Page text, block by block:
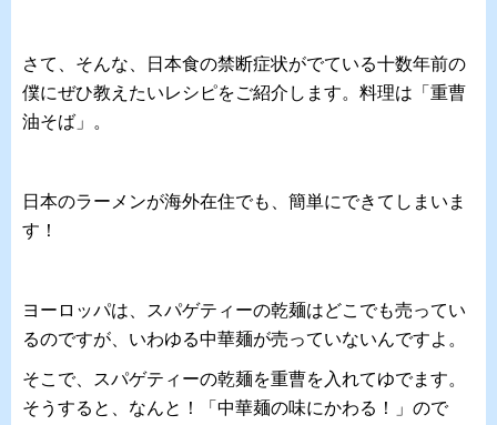
さて、そんな、日本食の禁断症状がでている十数年前の
僕にぜひ教えたいレシピをご紹介します。料理は「重曹
油そば」。
日本のラーメンが海外在住でも、簡単にできてしまいま
す！
ヨーロッパは、スパゲティーの乾麺はどこでも売ってい
るのですが、いわゆる中華麺が売っていないんですよ。
そこで、スパゲティーの乾麺を重曹を入れてゆでます。
そうすると、なんと！「中華麺の味にかわる！」ので